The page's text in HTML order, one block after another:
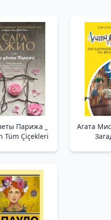
Парижа _
Tüm Çiçekleri
Агата